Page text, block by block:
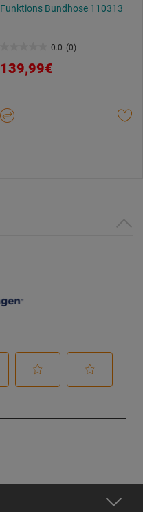
Funktions Bundhose 110313
0.0 (0)
von
139,99€